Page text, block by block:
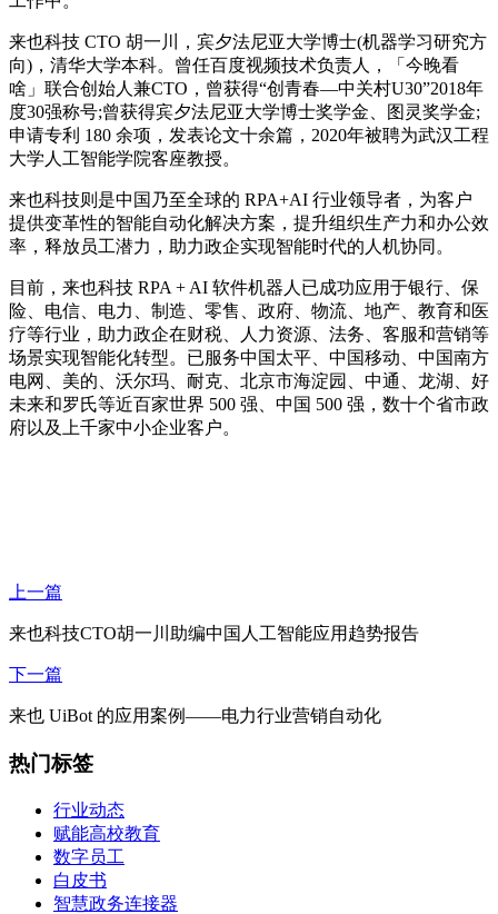
来也科技 CTO 胡一川，宾夕法尼亚大学博士(机器学习研究方
向)，清华大学本科。曾任百度视频技术负责人，「今晚看
啥」联合创始人兼CTO，曾获得“创青春—中关村U30”2018年
度30强称号;曾获得宾夕法尼亚大学博士奖学金、图灵奖学金;
申请专利 180 余项，发表论文十余篇，2020年被聘为武汉工程
大学人工智能学院客座教授。
来也科技则是中国乃至全球的 RPA+AI 行业领导者，为客户
提供变革性的智能自动化解决方案，提升组织生产力和办公效
率，释放员工潜力，助力政企实现智能时代的人机协同。
目前，来也科技 RPA + AI 软件机器人已成功应用于银行、保
险、电信、电力、制造、零售、政府、物流、地产、教育和医
疗等行业，助力政企在财税、人力资源、法务、客服和营销等
场景实现智能化转型。已服务中国太平、中国移动、中国南方
电网、美的、沃尔玛、耐克、北京市海淀园、中通、龙湖、好
未来和罗氏等近百家世界 500 强、中国 500 强，数十个省市政
府以及上千家中小企业客户。
上一篇
来也科技CTO胡一川助编中国人工智能应用趋势报告
下一篇
来也 UiBot 的应用案例——电力行业营销自动化
热门标签
行业动态
赋能高校教育
数字员工
白皮书
智慧政务连接器